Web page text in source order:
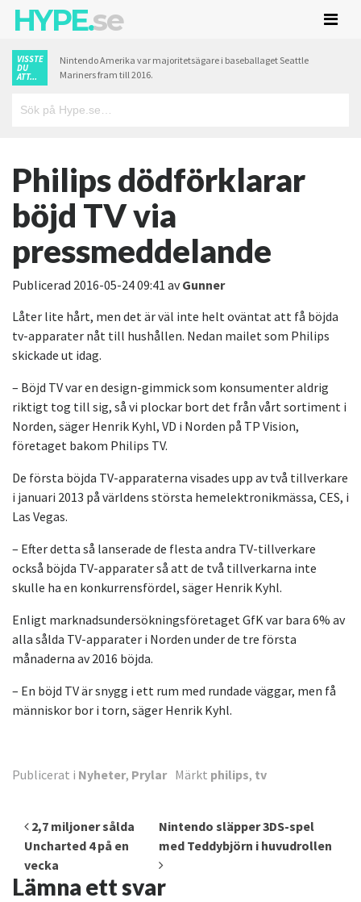
HYPE.se
VISSTE
DU
ATT...
Nintendo Amerika var majoritetsägare i baseballaget Seattle
Mariners fram till 2016.
Philips dödförklarar
böjd TV via
pressmeddelande
Publicerad 2016-05-24 09:41 avGunner
Låter lite hårt, men det är väl inte helt oväntat att få böjda
tv-apparater nåt till hushållen. Nedan mailet som Philips
skickade ut idag.
– Böjd TV var en design-gimmick som konsumenter aldrig
riktigt tog till sig, så vi plockar bort det från vårt sortiment i
Norden, säger Henrik Kyhl, VD i Norden på TP Vision,
företaget bakom Philips TV.
De första böjda TV-apparaterna visades upp av två tillverkare
i januari 2013 på världens största hemelektronikmässa, CES, i
Las Vegas.
– Efter detta så lanserade de flesta andra TV-tillverkare
också böjda TV-apparater så att de två tillverkarna inte
skulle ha en konkurrensfördel, säger Henrik Kyhl.
Enligt marknadsundersökningsföretaget GfK var bara 6% av
alla sålda TV-apparater i Norden under de tre första
månaderna av 2016 böjda.
– En böjd TV är snygg i ett rum med rundade väggar, men få
människor bor i torn, säger Henrik Kyhl.
Publicerat i Nyheter, Prylar Märkt philips, tv
Inläggsnavigering
2,7 miljoner sålda
Uncharted 4 på en
vecka
Nintendo släpper 3DS-spel
med Teddybjörn i huvudrollen
Lämna ett svar